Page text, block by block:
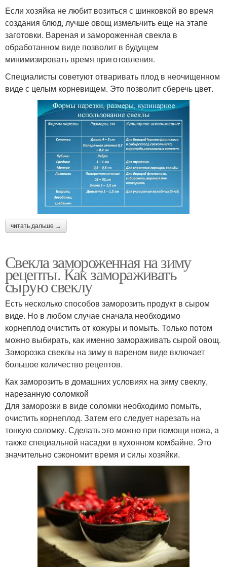
Если хозяйка не любит возиться с шинковкой во время
создания блюд, лучше овощ измельчить еще на этапе
заготовки. Вареная и замороженная свекла в
обработанном виде позволит в будущем
минимизировать время приготовления.
Специалисты советуют отваривать плод в неочищенном
виде с целым корневищем. Это позволит сберечь цвет.
читать дальше →
Свекла замороженная на зиму
рецепты. Как замораживать
сырую свеклу
Есть несколько способов заморозить продукт в сыром
виде. Но в любом случае сначала необходимо
корнеплод очистить от кожуры и помыть. Только потом
можно выбирать, как именно замораживать сырой овощ.
Заморозка свеклы на зиму в вареном виде включает
большое количество рецептов.
Как заморозить в домашних условиях на зиму свеклу,
нарезанную соломкой
Для заморозки в виде соломки необходимо помыть,
очистить корнеплод. Затем его следует нарезать на
тонкую соломку. Сделать это можно при помощи ножа, а
также специальной насадки в кухонном комбайне. Это
значительно сэкономит время и силы хозяйки.